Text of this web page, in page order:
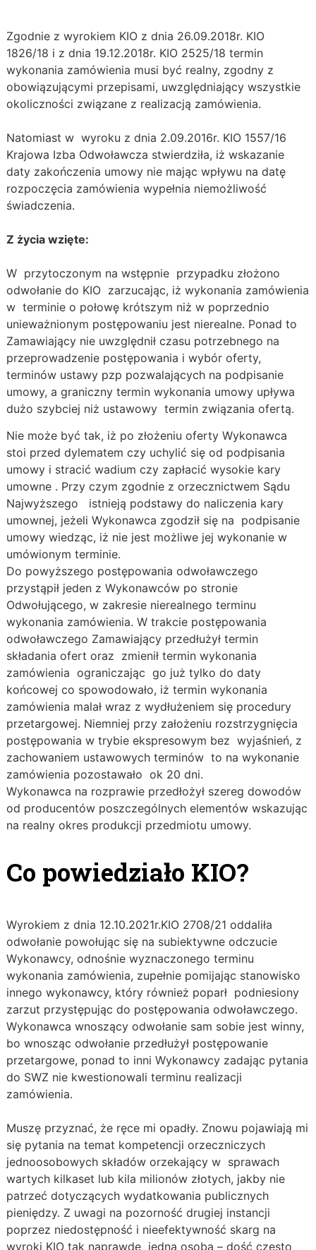
Zgodnie z wyrokiem KIO z dnia 26.09.2018r. KIO
1826/18 i z dnia 19.12.2018r. KIO 2525/18 termin
wykonania zamówienia musi być realny, zgodny z
obowiązującymi przepisami, uwzględniający wszystkie
okoliczności związane z realizacją zamówienia.
Natomiast w wyroku z dnia 2.09.2016r. KIO 1557/16
Krajowa Izba Odwoławcza stwierdziła, iż wskazanie
daty zakończenia umowy nie mając wpływu na datę
rozpoczęcia zamówienia wypełnia niemożliwość
świadczenia.
Z życia wzięte:
W przytoczonym na wstępnie przypadku złożono
odwołanie do KIO zarzucając, iż wykonania zamówienia
w terminie o połowę krótszym niż w poprzednio
unieważnionym postępowaniu jest nierealne. Ponad to
Zamawiający nie uwzględnił czasu potrzebnego na
przeprowadzenie postępowania i wybór oferty,
terminów ustawy pzp pozwalających na podpisanie
umowy, a graniczny termin wykonania umowy upływa
dużo szybciej niż ustawowy termin związania ofertą.
Nie może być tak, iż po złożeniu oferty Wykonawca
stoi przed dylematem czy uchylić się od podpisania
umowy i stracić wadium czy zapłacić wysokie kary
umowne . Przy czym zgodnie z orzecznictwem Sądu
Najwyższego istnieją podstawy do naliczenia kary
umownej, jeżeli Wykonawca zgodził się na podpisanie
umowy wiedząc, iż nie jest możliwe jej wykonanie w
umówionym terminie.
Do powyższego postępowania odwoławczego
przystąpił jeden z Wykonawców po stronie
Odwołującego, w zakresie nierealnego terminu
wykonania zamówienia. W trakcie postępowania
odwoławczego Zamawiający przedłużył termin
składania ofert oraz zmienił termin wykonania
zamówienia ograniczając go już tylko do daty
końcowej co spowodowało, iż termin wykonania
zamówienia malał wraz z wydłużeniem się procedury
przetargowej. Niemniej przy założeniu rozstrzygnięcia
postępowania w trybie ekspresowym bez wyjaśnień, z
zachowaniem ustawowych terminów to na wykonanie
zamówienia pozostawało ok 20 dni.
Wykonawca na rozprawie przedłożył szereg dowodów
od producentów poszczególnych elementów wskazując
na realny okres produkcji przedmiotu umowy.
Co powiedziało KIO?
Wyrokiem z dnia 12.10.2021r.KIO 2708/21 oddaliła
odwołanie powołując się na subiektywne odczucie
Wykonawcy, odnośnie wyznaczonego terminu
wykonania zamówienia, zupełnie pomijając stanowisko
innego wykonawcy, który również poparł podniesiony
zarzut przystępując do postępowania odwoławczego.
Wykonawca wnoszący odwołanie sam sobie jest winny,
bo wnosząc odwołanie przedłużył postępowanie
przetargowe, ponad to inni Wykonawcy zadając pytania
do SWZ nie kwestionowali terminu realizacji
zamówienia.
Muszę przyznać, że ręce mi opadły. Znowu pojawiają mi
się pytania na temat kompetencji orzeczniczych
jednoosobowych składów orzekający w sprawach
wartych kilkaset lub kila milionów złotych, jakby nie
patrzeć dotyczących wydatkowania publicznych
pieniędzy. Z uwagi na pozorność drugiej instancji
poprzez niedostępność i nieefektywność skarg na
wyroki KIO tak naprawdę jedna osoba – dość często